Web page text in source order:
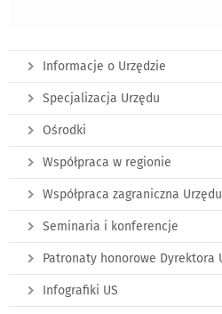
Informacje o Urzędzie
Specjalizacja Urzędu
Ośrodki
Współpraca w regionie
Współpraca zagraniczna Urzędu
Seminaria i konferencje
Patronaty honorowe Dyrektora
Infografiki US